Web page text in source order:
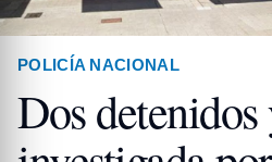
POLICÍA NACIONAL
Dos